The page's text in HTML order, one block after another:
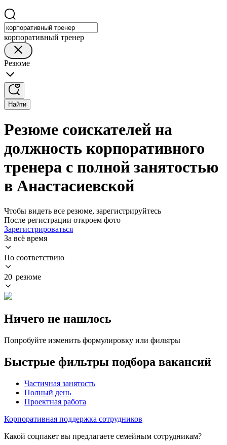
корпоративный тренер
Резюме
Найти
Резюме соискателей на
должность корпоративного
тренера с полной занятостью
в Анастасиевской
Чтобы видеть все резюме, зарегистрируйтесь
После регистрации откроем фото
Зарегистрироваться
За всё время
По соответствию
20 резюме
Ничего не нашлось
Попробуйте изменить формулировку или фильтры
Быстрые фильтры подбора вакансий
Частичная занятость
Полный день
Проектная работа
Корпоративная поддержка сотрудников
Какой соцпакет вы предлагаете семейным сотрудникам?